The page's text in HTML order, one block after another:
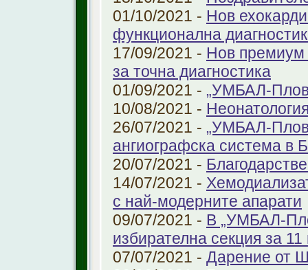
01/10/2021 - Нов
функционална
17/09/2021 - Нов премиум
за точна диагностика
01/09/2021 - „УМБАЛ-
10/08/2021 -
26/07/2021 - „УМБАЛ-
ангиографска система в
20/07/2021 -
14/07/2021 -
с най-модерните апарати
09/07/2021 - В „УМБАЛ-
избирателна секция за 11
07/07/2021 - Дарение от